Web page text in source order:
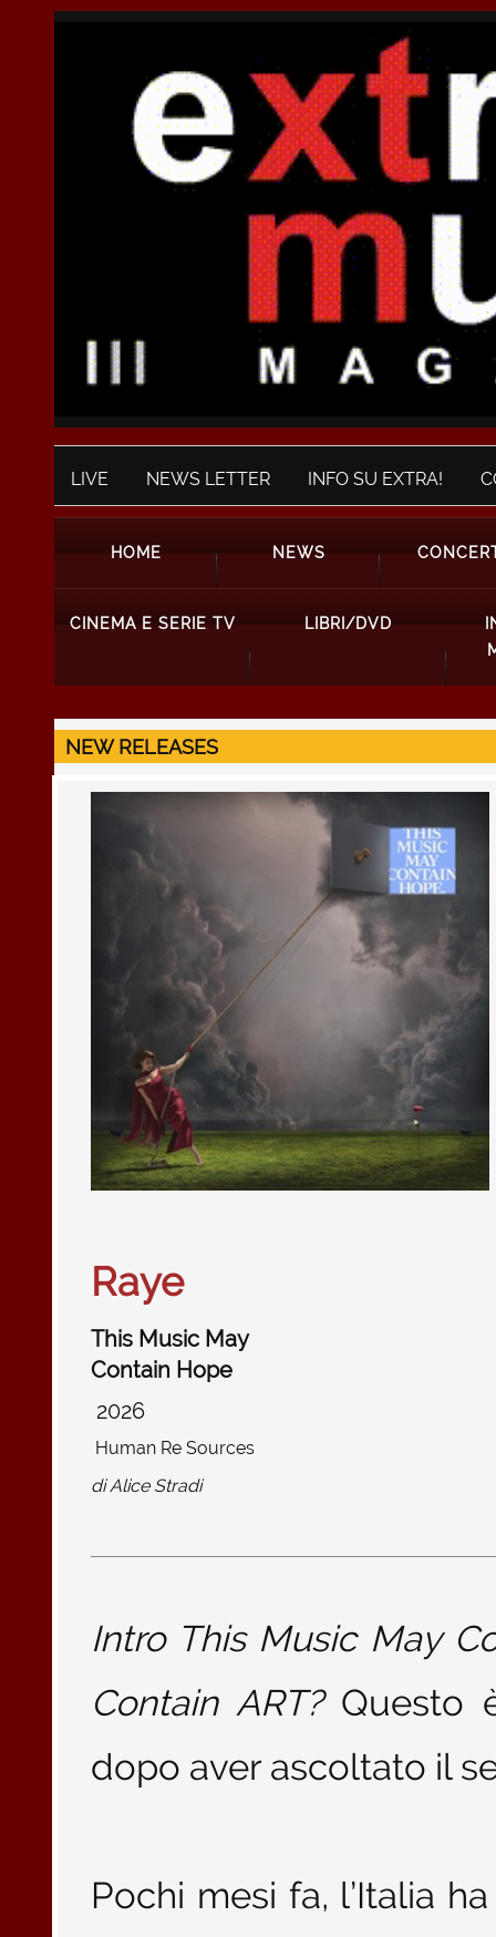
LIVE NEWS LETTER INFO SU EXTRA!
HOME NEWS
CINEMA E SERIE TV LIBRI/DVD
NEW RELEASES
Raye
This Music May
Contain Hope
2026
Human Re Sources
diAlice Stradi
Intro This Music May
Contain ART?Questo
dopo aver ascoltato il
Pochi mesi fa, l’Italia